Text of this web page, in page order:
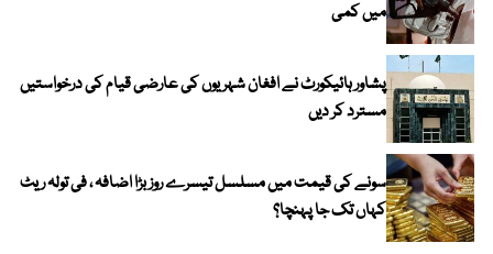
میں کمی
پشاور ہائیکورٹ نے افغان شہریوں کی عارضی قیام کی درخواستیں
مسترد کر دیں
سونے کی قیمت میں مسلسل تیسرے روز بڑا اضافہ ، فی تولہ ریٹ
کہاں تک جا پہنچا؟